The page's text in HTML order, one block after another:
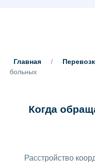
Главная /
больных
Когда
Расстройство